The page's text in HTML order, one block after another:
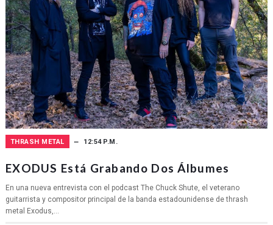
THRASH METAL 12:54 P.M.
EXODUS Está Grabando Dos Álbumes
En una nueva entrevista con el podcast The Chuck Shute, el veterano
guitarrista y compositor principal de la banda estadounidense de thrash
metal Exodus,...